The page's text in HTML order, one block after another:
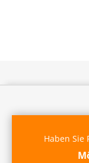
Haben Sie